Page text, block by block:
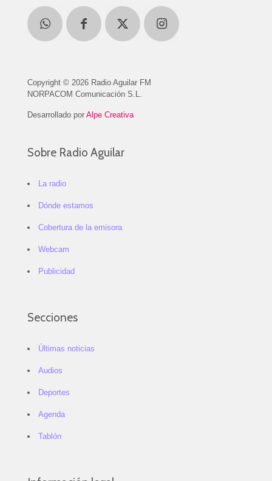
Copyright © 2026 Radio Aguilar FM
NORPACOM Comunicación S.L.
Desarrollado por Alpe Creativa
Sobre Radio Aguilar
La radio
Dónde estamos
Cobertura de la emisora
Webcam
Publicidad
Secciones
Últimas noticias
Audios
Deportes
Agenda
Tablón